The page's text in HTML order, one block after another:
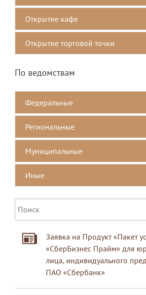
Открытие кафе
Открытие торговой точки
По ведомствам
Федеральные
Региональные
Mуниципальные
Иные
Заявка на Продукт «Пакет
«СберБизнес Прайм» для
лица, индивидуального
ПАО «Сбербанк»